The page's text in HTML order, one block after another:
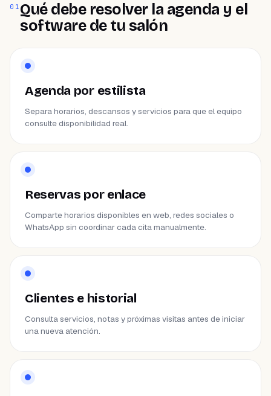
01 Qué debe resolver la agenda y el
software de tu salón
Agenda por estilista
Separa horarios, descansos y servicios para que el equipo
consulte disponibilidad real.
Reservas por enlace
Comparte horarios disponibles en web, redes sociales o
WhatsApp sin coordinar cada cita manualmente.
Clientes e historial
Consulta servicios, notas y próximas visitas antes de iniciar
una nueva atención.